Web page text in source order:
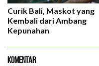
Curik Bali, Maskot yang
Kembali dari Ambang
Kepunahan
Komentar